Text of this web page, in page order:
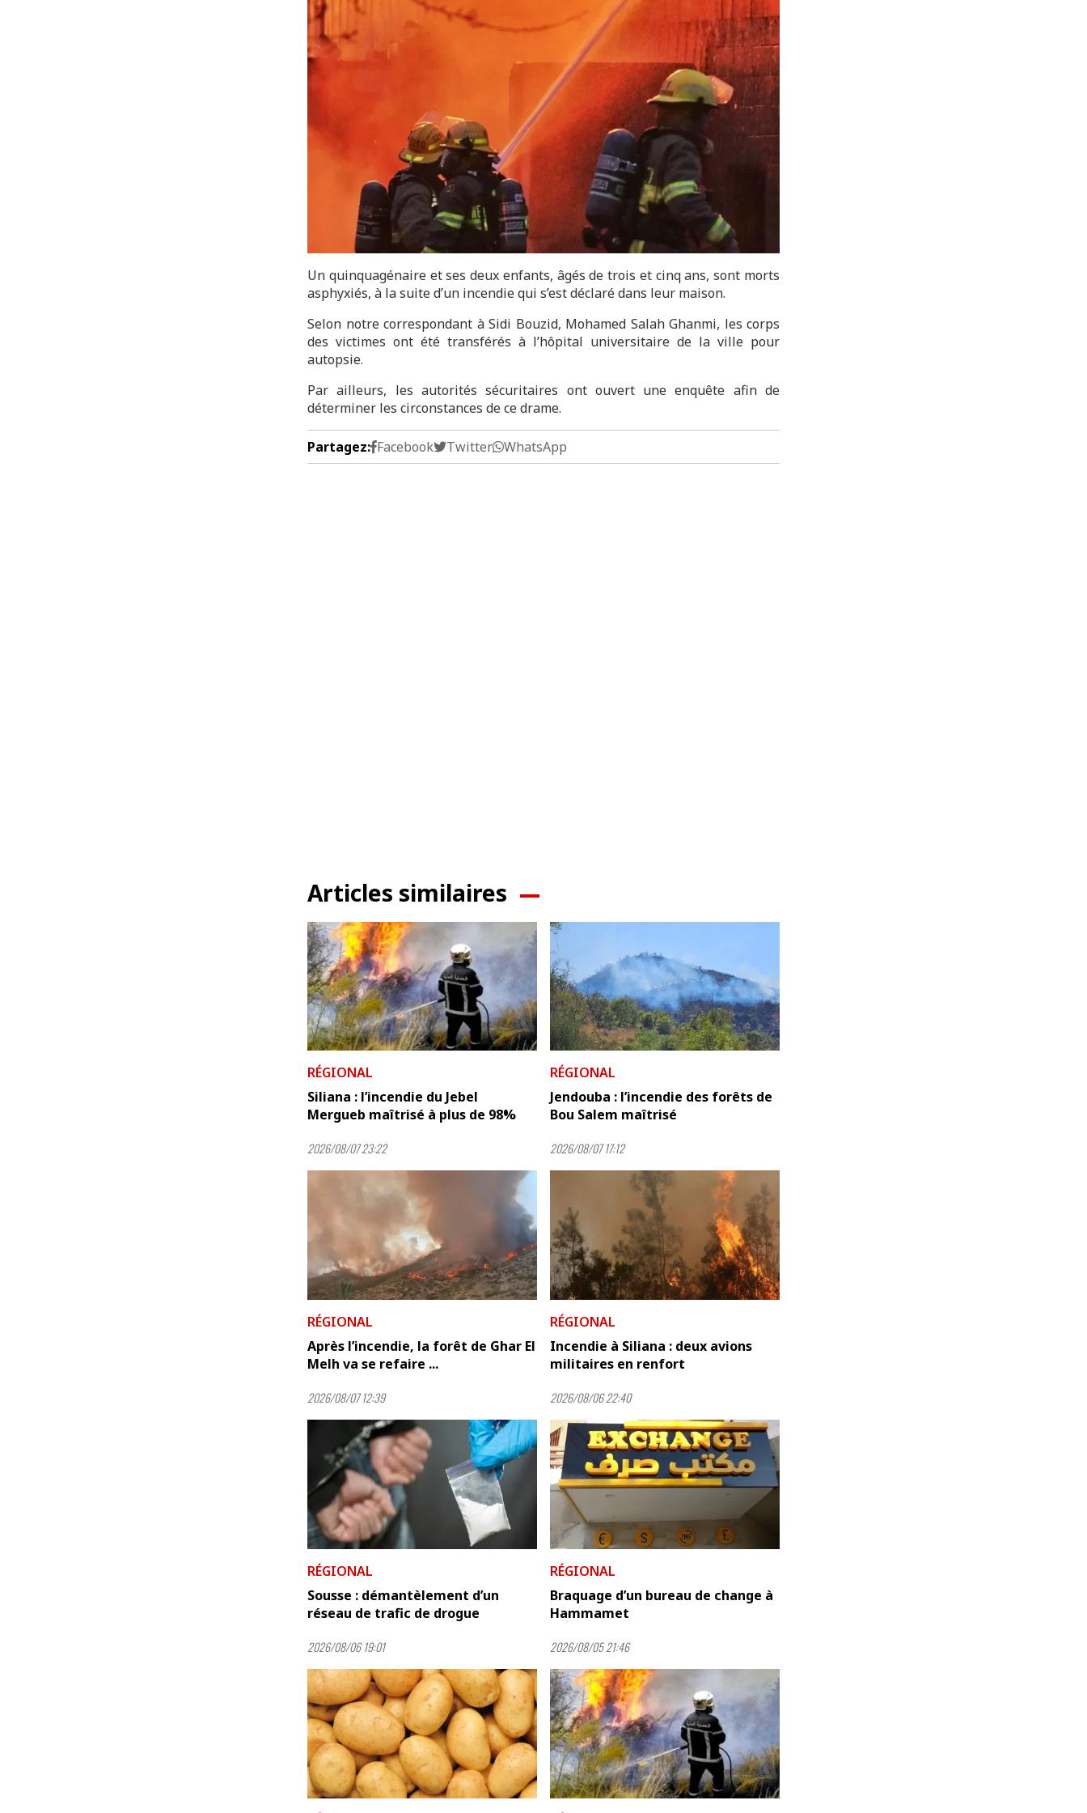
Un quinquagénaire et ses deux enfants, âgés de trois et cinq ans, sont morts
asphyxiés, à la suite d’un incendie qui s’est déclaré dans leur maison.
Selon notre correspondant à Sidi Bouzid, Mohamed Salah Ghanmi, les corps
des victimes ont été transférés à l’hôpital universitaire de la ville pour
autopsie.
Par ailleurs, les autorités sécuritaires ont ouvert une enquête afin de
déterminer les circonstances de ce drame.
Partagez: Facebook Twitter WhatsApp
Articles similaires
RÉGIONAL
Siliana : l’incendie du Jebel
Mergueb maîtrisé à plus de 98%
2026/08/07 23:22
RÉGIONAL
Jendouba : l’incendie des forêts de
Bou Salem maîtrisé
2026/08/07 17:12
RÉGIONAL
Après l’incendie, la forêt de Ghar El
Melh va se refaire ...
2026/08/07 12:39
RÉGIONAL
Incendie à Siliana : deux avions
militaires en renfort
2026/08/06 22:40
RÉGIONAL
Sousse : démantèlement d’un
réseau de trafic de drogue
2026/08/06 19:01
RÉGIONAL
Braquage d’un bureau de change à
Hammamet
2026/08/05 21:46